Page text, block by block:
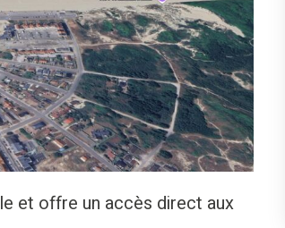
et offre un accès direct aux